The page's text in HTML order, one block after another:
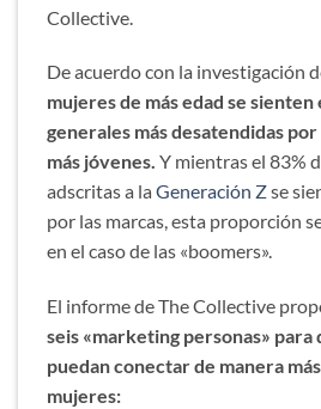
Collective.
De acuerdo con la investigación
mujeres de más edad se
generales más desatendidas por
más jóvenes. Y mientras el 83%
adscritas a la Generación Zse
por las marcas, esta proporción
en el caso de las «boomers».
El informe de The Collective
seis «marketing personas» para
puedan conectar de manera
mujeres: